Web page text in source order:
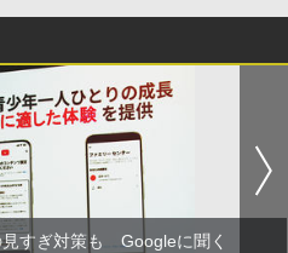
すぎ対策も Googleに聞く